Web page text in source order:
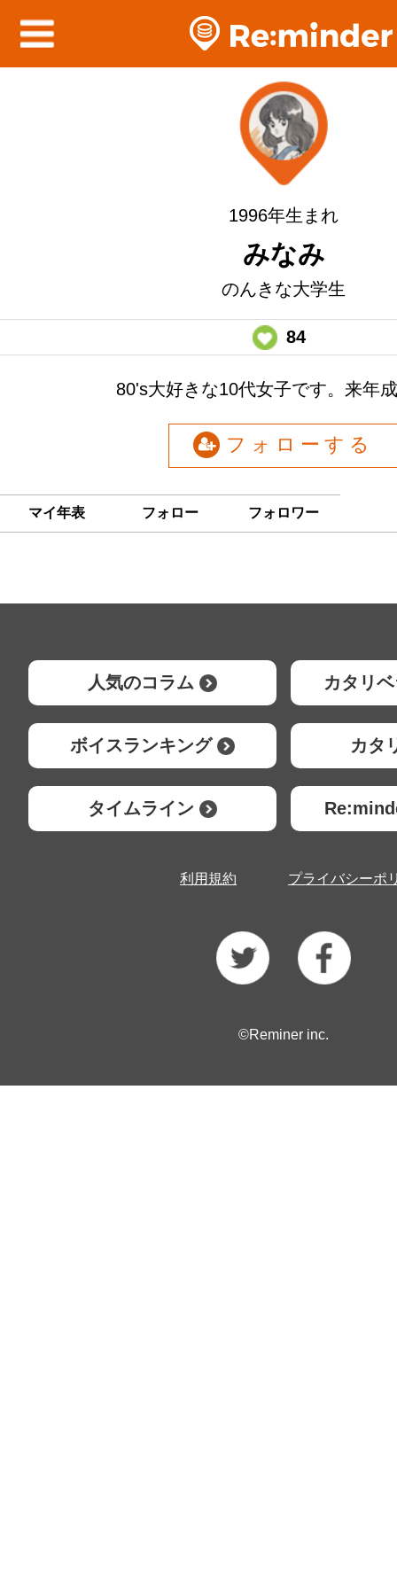
1996年生まれ
みなみ
のんきな大学生
84
80's大好きな10代女子です。来年
フォローする
マイ年表 フォロー フォロワー
人気のコラム カタリ
ボイスランキング カタ
タイムライン
利用規約 プライバシーポ
©Reminer inc.